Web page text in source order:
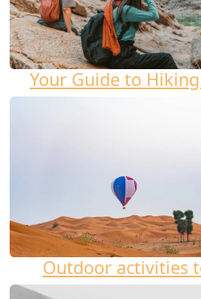
Your Guide to
Outdoor activities